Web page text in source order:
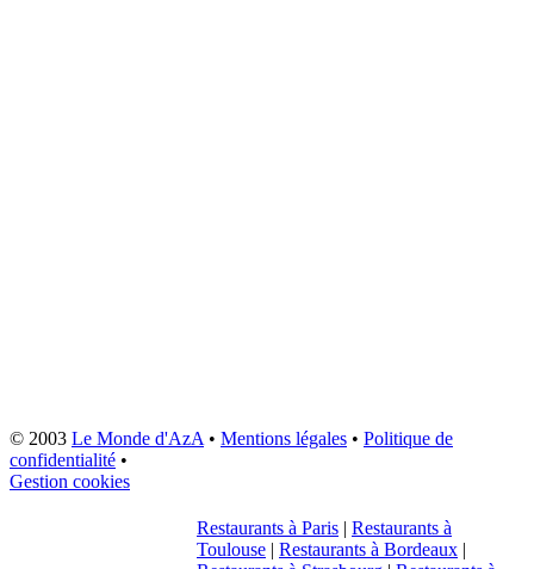
© 2003 Le Monde d'AzA• Mentions légales • Politique de
confidentialité •
Gestion cookies
Restaurants à Paris | Restaurants à
Toulouse | Restaurants à Bordeaux |